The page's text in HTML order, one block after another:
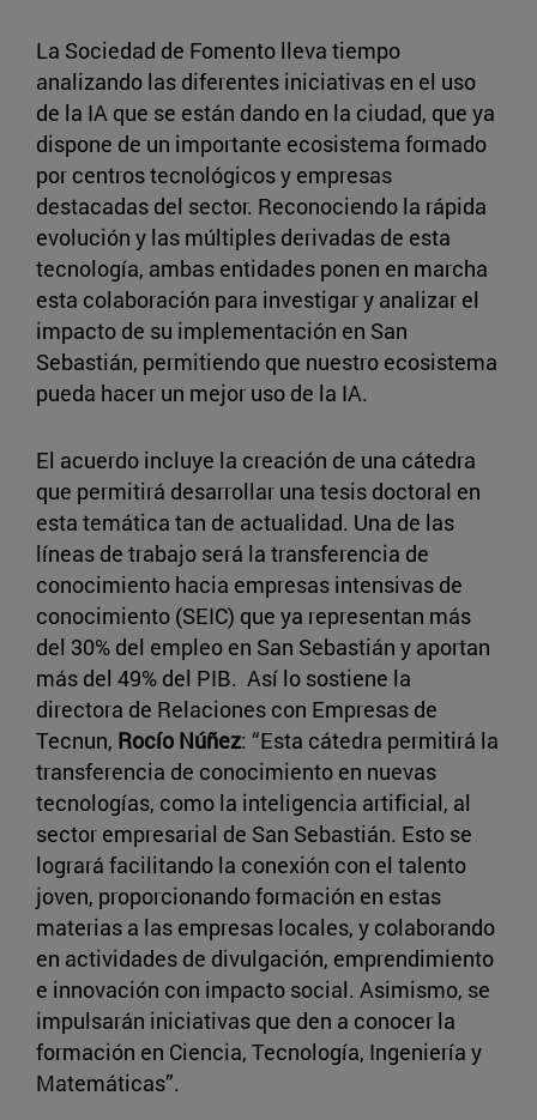
La Sociedad de Fomento lleva tiempo
analizando las diferentes iniciativas en el uso
de la IA que se están dando en la ciudad, que ya
dispone de un importante ecosistema formado
por centros tecnológicos y empresas
destacadas del sector. Reconociendo la rápida
evolución y las múltiples derivadas de esta
tecnología, ambas entidades ponen en marcha
esta colaboración para investigar y analizar el
impacto de su implementación en San
Sebastián, permitiendo que nuestro ecosistema
pueda hacer un mejor uso de la IA.
El acuerdo incluye la creación de una cátedra
que permitirá desarrollar una tesis doctoral en
esta temática tan de actualidad. Una de las
líneas de trabajo será la transferencia de
conocimiento hacia empresas intensivas de
conocimiento (SEIC) que ya representan más
del 30% del empleo en San Sebastián y aportan
más del 49% del PIB. Así lo sostiene la
directora de Relaciones con Empresas de
Tecnun, Rocío Núñez: “Esta cátedra permitirá la
transferencia de conocimiento en nuevas
tecnologías, como la inteligencia artificial, al
sector empresarial de San Sebastián. Esto se
logrará facilitando la conexión con el talento
joven, proporcionando formación en estas
materias a las empresas locales, y colaborando
en actividades de divulgación, emprendimiento
e innovación con impacto social. Asimismo, se
impulsarán iniciativas que den a conocer la
formación en Ciencia, Tecnología, Ingeniería y
Matemáticas”.